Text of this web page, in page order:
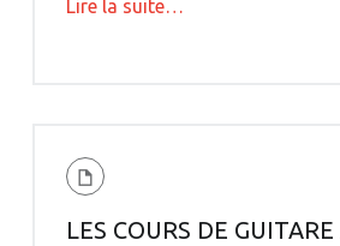
Lire la suite…
LES COURS DE GUITARE